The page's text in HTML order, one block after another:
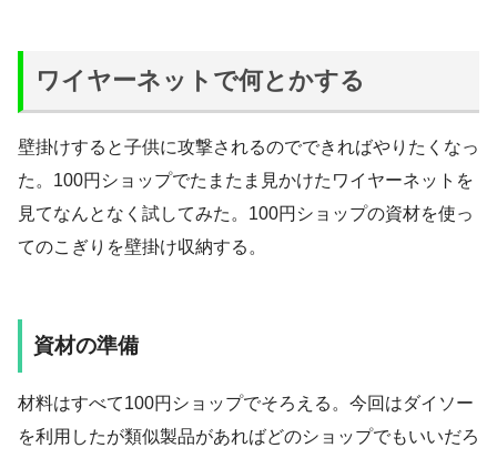
ワイヤーネットで何とかする
壁掛けすると子供に攻撃されるのでできればやりたくなっ
た。100円ショップでたまたま見かけたワイヤーネットを
見てなんとなく試してみた。100円ショップの資材を使っ
てのこぎりを壁掛け収納する。
資材の準備
材料はすべて100円ショップでそろえる。今回はダイソー
を利用したが類似製品があればどのショップでもいいだろ